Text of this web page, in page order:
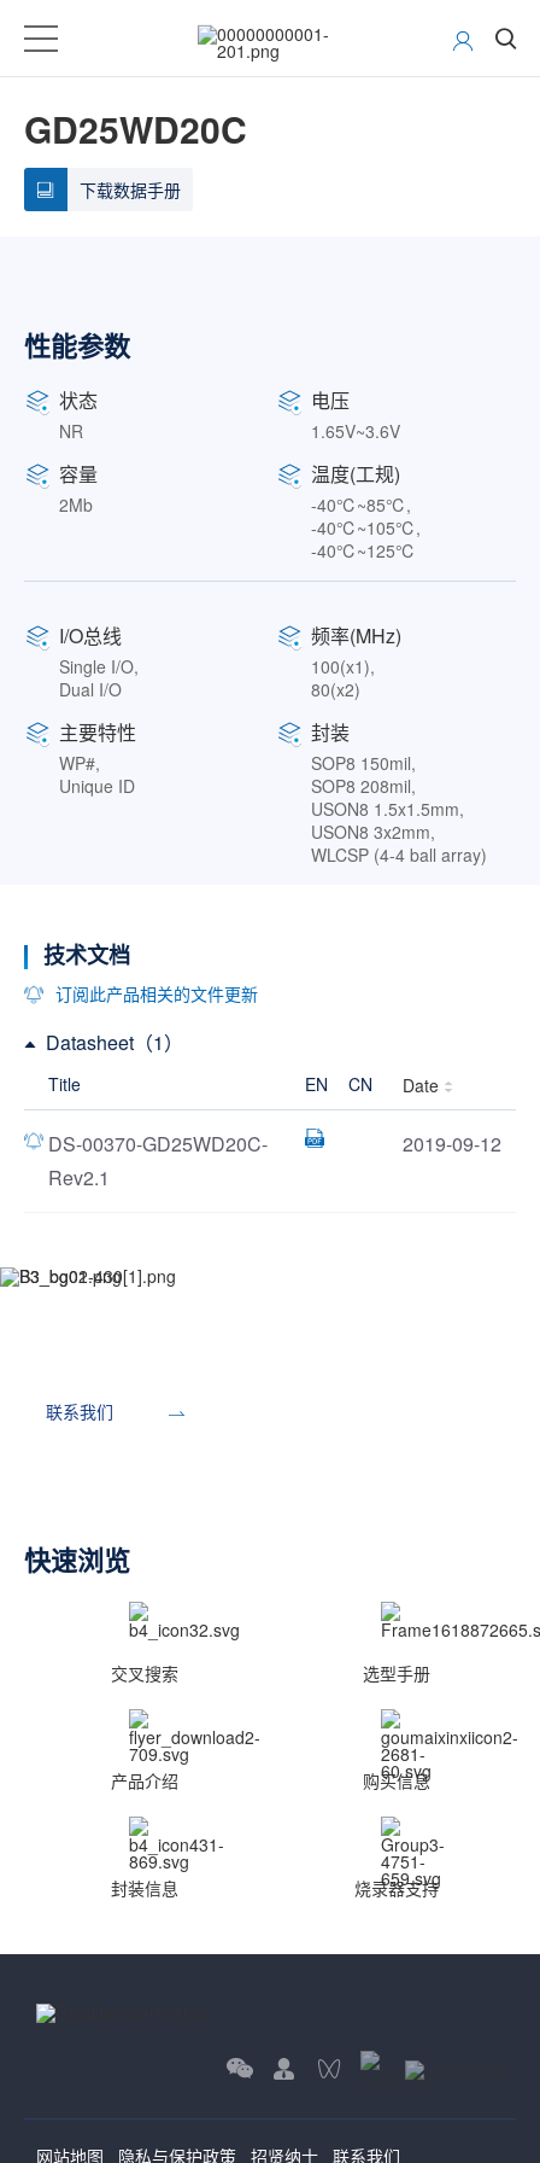
GD25WD20C
下载数据手册
性能参数
状态
NR
电压
1.65V~3.6V
容量
2Mb
温度(工规)
-40℃~85℃,
-40℃~105℃,
-40℃~125℃
I/O总线
Single I/O,
Dual I/O
频率(MHz)
100(x1),
80(x2)
主要特性
WP#,
Unique ID
封装
SOP8 150mil,
SOP8 208mil,
USON8 1.5x1.5mm,
USON8 3x2mm,
WLCSP (4-4 ball array)
技术文档
订阅此产品相关的文件更新
Datasheet（1）
Title EN CN Date
DS-00370-GD25WD20C-
Rev2.1
2019-09-12
联系我们
快速浏览
交叉搜索 选型手册
产品介绍 购买信息
封装信息 烧录器支持
网站地图 隐私与保护政策 招贤纳士 联系我们